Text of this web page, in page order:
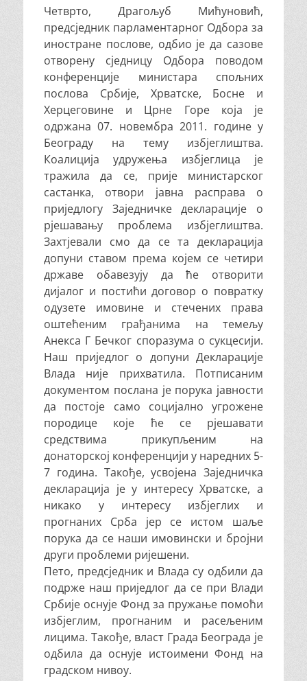
Четврто, Драгољуб Мићуновић,
предсједник парламентарног Одбора за
иностране послове, одбио је да сазове
отворену сједницу Одбора поводом
конференције министара спољних
послова Србије, Хрватске, Босне и
Херцеговине и Црне Горе која је
одржана 07. новембра 2011. године у
Београду на тему избјеглиштва.
Коалиција удружења избјеглица је
тражила да се, прије министарског
састанка, отвори јавна расправа о
приједлогу Заједничке декларације о
рјешавању проблема избјеглиштва.
Захтјевали смо да се та декларација
допуни ставом према којем се четири
државе обавезују да ће отворити
дијалог и постићи договор о повратку
одузете имовине и стечених права
оштећеним грађанима на темељу
Анекса Г Бечког споразума о сукцесији.
Наш приједлог о допуни Декларације
Влада није прихватила. Потписаним
документом послана је порука јавности
да постоје само социјално угрожене
породице које ће се рјешавати
средствима прикупљеним на
донаторској конференцији у наредних 5-
7 година. Такође, усвојена Заједничка
декларација је у интересу Хрватске, а
никако у интересу избјеглих и
прогнаних Срба јер се истом шаље
порука да се наши имовински и бројни
други проблеми ријешени.
Пето, предсједник и Влада су одбили да
подрже наш приједлог да се при Влади
Србије оснује Фонд за пружање помоћи
избјеглим, прогнаним и расељеним
лицима. Такође, власт Града Београда је
одбила да оснује истоимени Фонд на
градском нивоу.